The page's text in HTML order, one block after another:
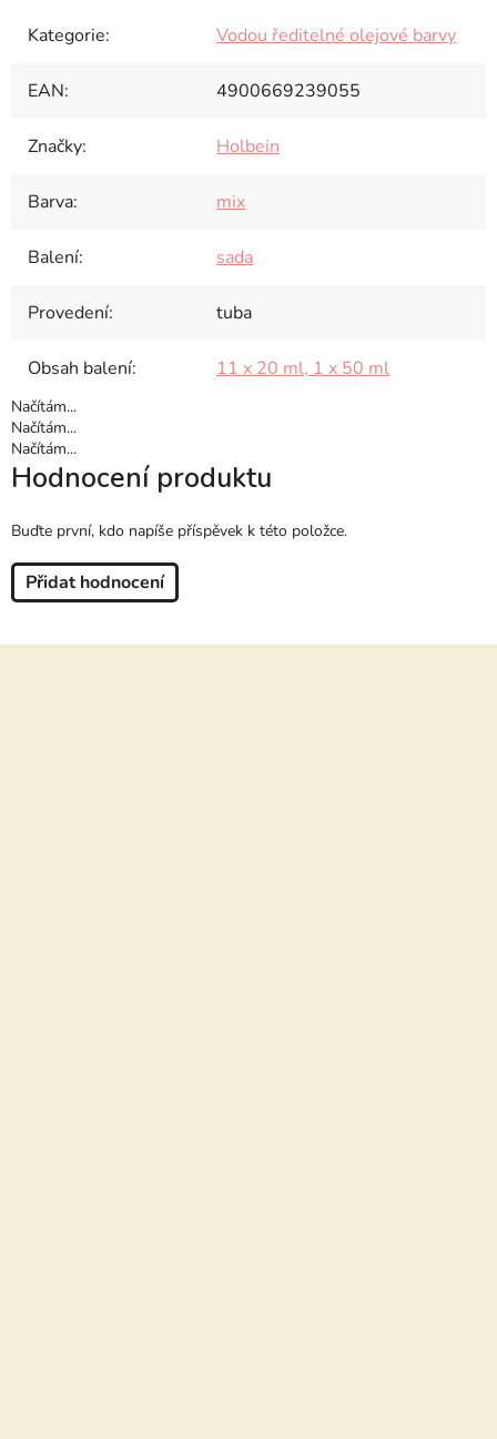
Kategorie: Vodou ředitelné olejové barvy
EAN: 4900669239055
Značky: Holbein
Barva: mix
Balení: sada
Provedení: tuba
Obsah balení: 11 x 20 ml, 1 x 50 ml
Načítám...
Načítám...
Načítám...
Hodnocení produktu
Buďte první, kdo napíše příspěvek k této položce.
Přidat hodnocení